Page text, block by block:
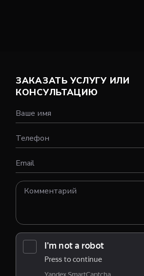
ЗАКАЗАТЬ УСЛУГУ ИЛИ
КОНСУЛЬТАЦИЮ
Ваше имя
Телефон
Email